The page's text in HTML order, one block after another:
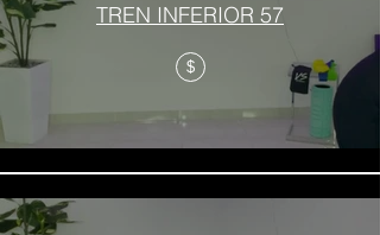
TREN INFERIOR 57
$